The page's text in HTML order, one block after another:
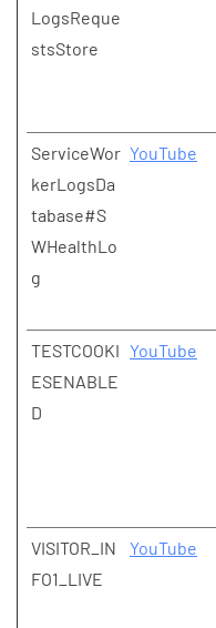
LogsReque
stsStore
ServiceWor
kerLogsDa
tabase#S
WHealthLo
g
YouTube
TESTCOOKI
ESENABLE
D
YouTube
VISITOR_IN
FO1_LIVE
YouTube